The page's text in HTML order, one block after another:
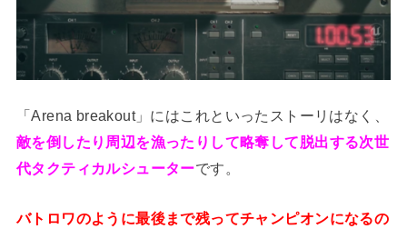
「Arena breakout」にはこれといったストーリはなく、
敵を倒したり周辺を漁ったりして略奪して脱出する次世
代タクティカルシューターです。
バトロワのように最後まで残ってチャンピオンになるの